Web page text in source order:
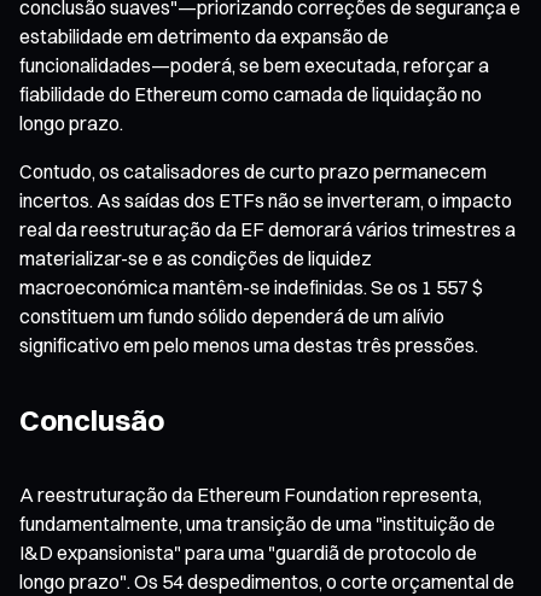
conclusão suaves"—priorizando correções de segurança e
estabilidade em detrimento da expansão de
funcionalidades—poderá, se bem executada, reforçar a
fiabilidade do Ethereum como camada de liquidação no
longo prazo.
Contudo, os catalisadores de curto prazo permanecem
incertos. As saídas dos ETFs não se inverteram, o impacto
real da reestruturação da EF demorará vários trimestres a
materializar-se e as condições de liquidez
macroeconómica mantêm-se indefinidas. Se os 1 557 $
constituem um fundo sólido dependerá de um alívio
significativo em pelo menos uma destas três pressões.
Conclusão
A reestruturação da Ethereum Foundation representa,
fundamentalmente, uma transição de uma "instituição de
I&D expansionista" para uma "guardiã de protocolo de
longo prazo". Os 54 despedimentos, o corte orçamental de